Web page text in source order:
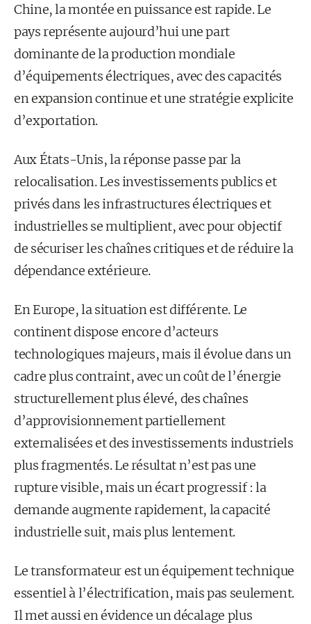
Chine, la montée en puissance est rapide. Le
pays représente aujourd’hui une part
dominante de la production mondiale
d’équipements électriques, avec des capacités
en expansion continue et une stratégie explicite
d’exportation.
Aux États-Unis, la réponse passe par la
relocalisation. Les investissements publics et
privés dans les infrastructures électriques et
industrielles se multiplient, avec pour objectif
de sécuriser les chaînes critiques et de réduire la
dépendance extérieure.
En Europe, la situation est différente. Le
continent dispose encore d’acteurs
technologiques majeurs, mais il évolue dans un
cadre plus contraint, avec un coût de l’énergie
structurellement plus élevé, des chaînes
d’approvisionnement partiellement
externalisées et des investissements industriels
plus fragmentés. Le résultat n’est pas une
rupture visible, mais un écart progressif : la
demande augmente rapidement, la capacité
industrielle suit, mais plus lentement.
Le transformateur est un équipement technique
essentiel à l’électrification, mais pas seulement.
Il met aussi en évidence un décalage plus